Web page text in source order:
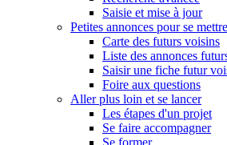
Saisie et mise à jour
Petites annonces pour se
Carte des futurs voisins
Liste des annonces
Saisir une fiche futur
Foire aux questions
Aller plus loin et se lancer
Les étapes d'un projet
Se faire accompagner
Se former